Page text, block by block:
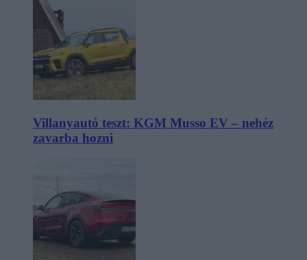
Villanyautó teszt: KGM Musso EV – nehéz
zavarba hozni